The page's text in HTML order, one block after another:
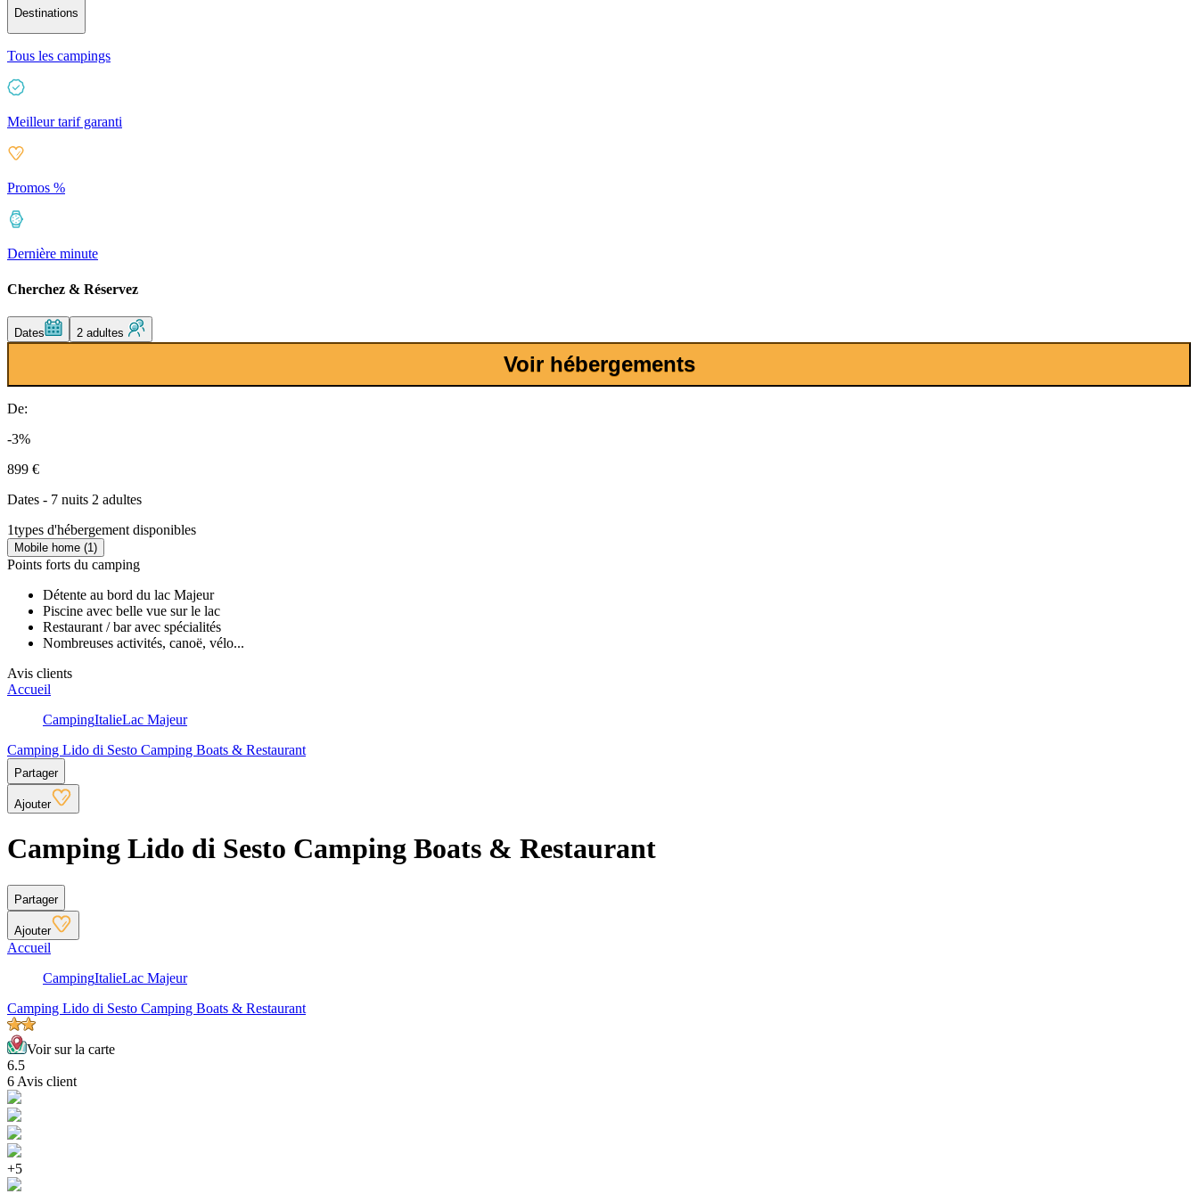
Destinations
Tous les campings
Meilleur tarif garanti
Promos %
Dernière minute
Cherchez & Réservez
Dates 2 adultes
Voir hébergements
De:
-3%
899 €
Dates - 7 nuits 2 adultes
1types d'hébergement disponibles
Mobile home (1)
Points forts du camping
Détente au bord du lac Majeur
Piscine avec belle vue sur le lac
Restaurant / bar avec spécialités
Nombreuses activités, canoë, vélo...
Avis clients
Accueil
CampingItalieLac Majeur
Camping Lido di Sesto Camping Boats & Restaurant
Partager
Ajouter
Camping Lido di Sesto Camping Boats & Restaurant
Partager
Ajouter
Accueil
CampingItalieLac Majeur
Camping Lido di Sesto Camping Boats & Restaurant
Voir sur la carte
6.5
6 Avis client
+5